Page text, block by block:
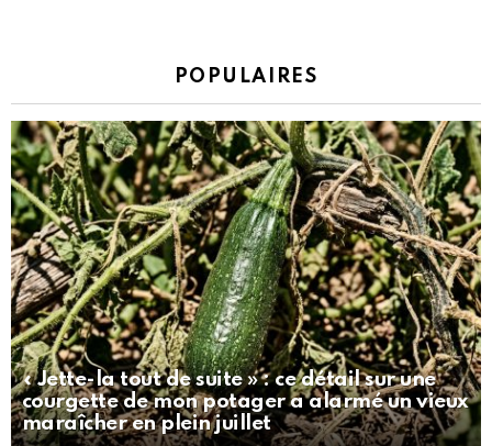
POPULAIRES
« Jette-la tout de suite » : ce détail sur une
courgette de mon potager a alarmé un vieux
maraîcher en plein juillet